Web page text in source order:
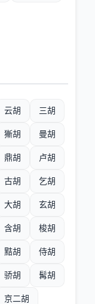
云胡 三胡
獑胡 曼胡
鼎胡 卢胡
古胡 乞胡
大胡 玄胡
含胡 梭胡
黠胡 侍胡
骄胡 髯胡
京二胡